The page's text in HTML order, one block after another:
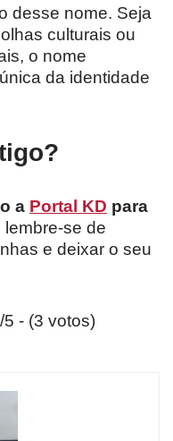
desse nome. Seja
culturais ou
o nome
da identidade
a Portal KD para
se de
e deixar o seu
5 - (3 votos)